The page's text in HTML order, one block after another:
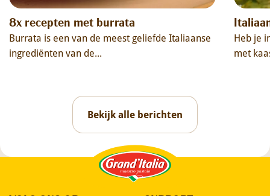
8x recepten met burrata
Burrata is een van de meest geliefde Italiaanse
ingrediënten van de...
Heb je
met
Bekijk alle berichten
Grand'Italia